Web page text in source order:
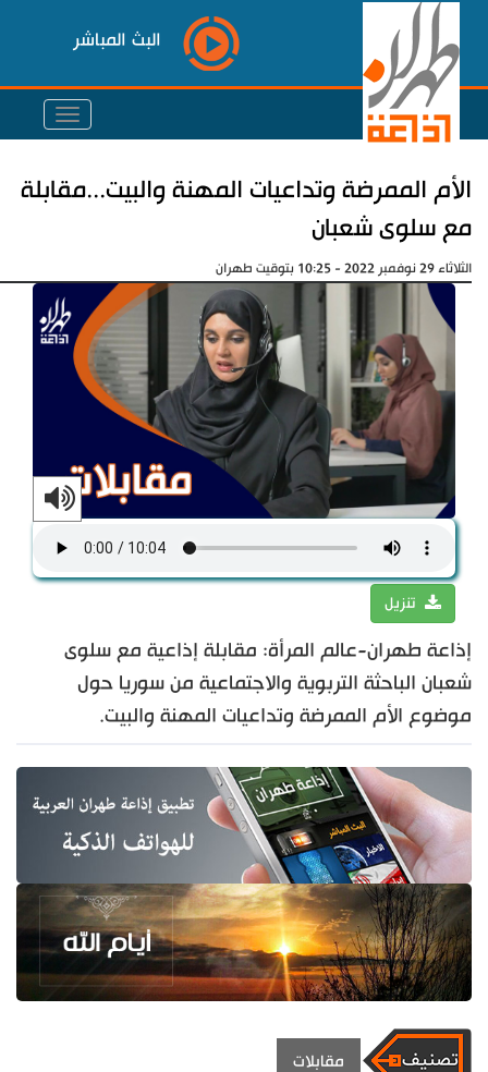
البث المباشر
الأم الممرضة وتداعيات المهنة والبيت...مقابلة
مع سلوى شعبان
الثلاثاء 29 نوفمبر 2022 - 10:25 بتوقيت طهران
تنزيل
إذاعة طهران-عالم المرأة: مقابلة إذاعية مع سلوى
شعبان الباحثة التربوية والاجتماعية من سوريا حول
موضوع الأم الممرضة وتداعيات المهنة والبيت.
مقابلات